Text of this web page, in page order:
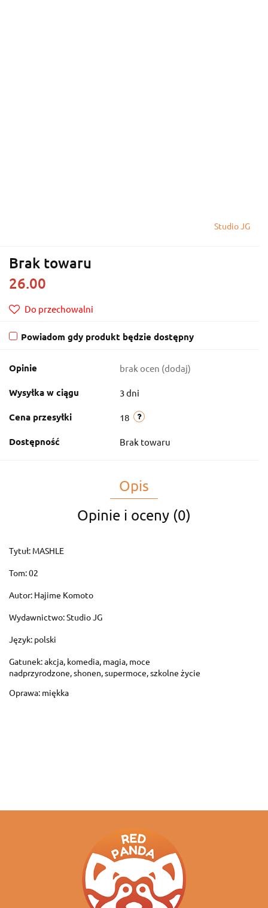
Studio JG
Brak towaru
26.00
Do przechowalni
Powiadom gdy produkt będzie dostępny
Opinie brak ocen (dodaj)
Wysyłka w ciągu 3 dni
Cena przesyłki 18
Dostępność Brak towaru
Opis
Opinie i oceny (0)
Tytuł: MASHLE
Tom: 02
Autor: Hajime Komoto
Wydawnictwo: Studio JG
Język: polski
Gatunek: akcja, komedia, magia, moce
nadprzyrodzone, shonen, supermoce, szkolne życie
Oprawa: miękka